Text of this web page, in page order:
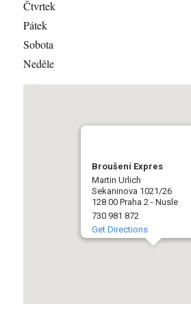
Čtvrtek
Pátek
Sobota
Neděle
Broušení Expres
Martin Urlich
Sekaninova 1021/26
128 00 Praha 2 - Nusle
730 981 872
Get Directions